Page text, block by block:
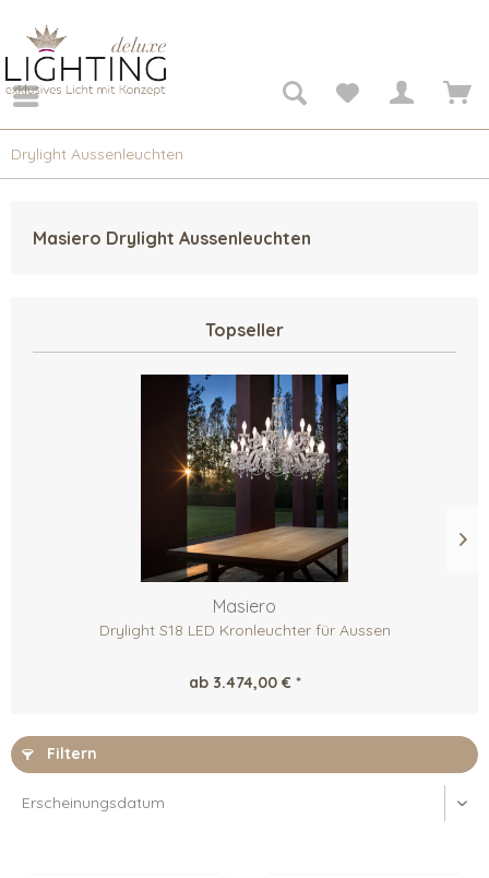
Drylight Aussenleuchten
Masiero Drylight Aussenleuchten
Topseller
Masiero
Drylight S18 LED Kronleuchter für Aussen
ab 3.474,00 € *
Filtern